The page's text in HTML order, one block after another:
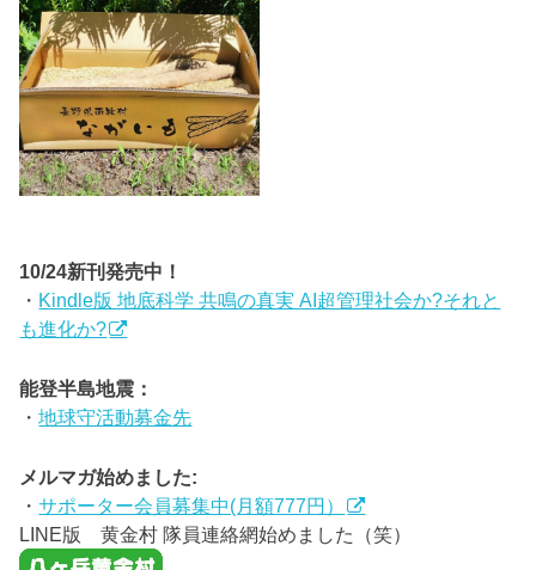
10/24新刊発売中！
・ Kindle版 地底科学 共鳴の真実 AI超管理社会か?それと
も進化か?
能登半島地震：
・地球守活動募金先
メルマガ始めました:
・サポーター会員募集中(月額777円）
LINE版 黄金村 隊員連絡網始めました（笑）